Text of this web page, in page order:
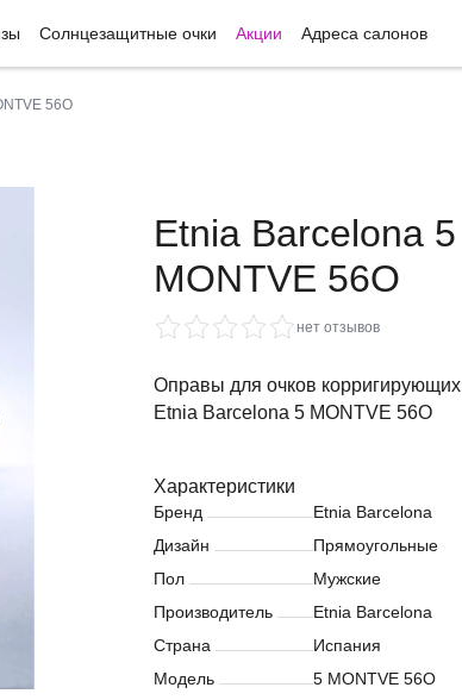
Солнцезащитные очки Акции Адреса салонов
56O
Etnia Barcelona 5
MONTVE 56O
нет отзывов
Оправы для очков корригирующих
Etnia Barcelona 5 MONTVE 56O
Характеристики
Бренд
Etnia Barcelona
Дизайн
Прямоугольные
Пол
Мужские
Производитель
Etnia Barcelona
Страна
Испания
Модель
5 MONTVE 56O